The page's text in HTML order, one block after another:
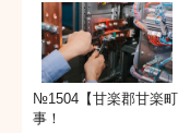
№1504【甘楽郡甘楽
事！